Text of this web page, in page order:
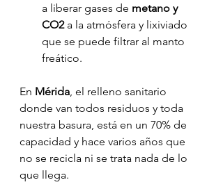
a liberar gases de metano y
CO2 a la atmósfera y lixiviado
que se puede filtrar al manto
freático.
En Mérida , el relleno sanitario
donde van todos residuos y toda
nuestra basura, está en un 70% de
capacidad y hace varios años que
no se recicla ni se trata nada de lo
que llega.